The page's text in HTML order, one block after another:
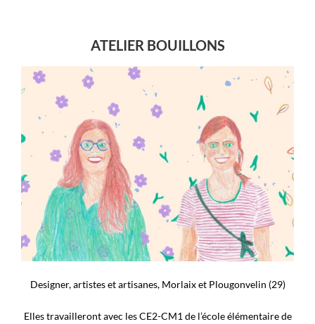
ATELIER BOUILLONS
Designer, artistes et artisanes, Morlaix et Plougonvelin (29)
Elles travailleront avec les CE2-CM1 de l’école élémentaire de